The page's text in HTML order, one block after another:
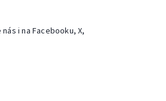
i na Facebooku, X,